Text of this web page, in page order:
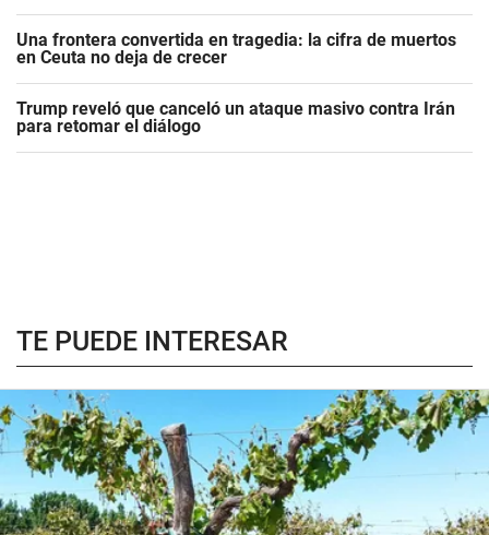
Una frontera convertida en tragedia: la cifra de muertos
en Ceuta no deja de crecer
Trump reveló que canceló un ataque masivo contra Irán
para retomar el diálogo
TE PUEDE INTERESAR